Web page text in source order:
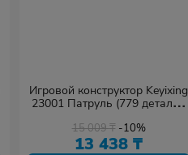
Игровой конструктор Keyixing
23001 Патруль (779 деталей
15 009₸ -10%
13 438 ₸